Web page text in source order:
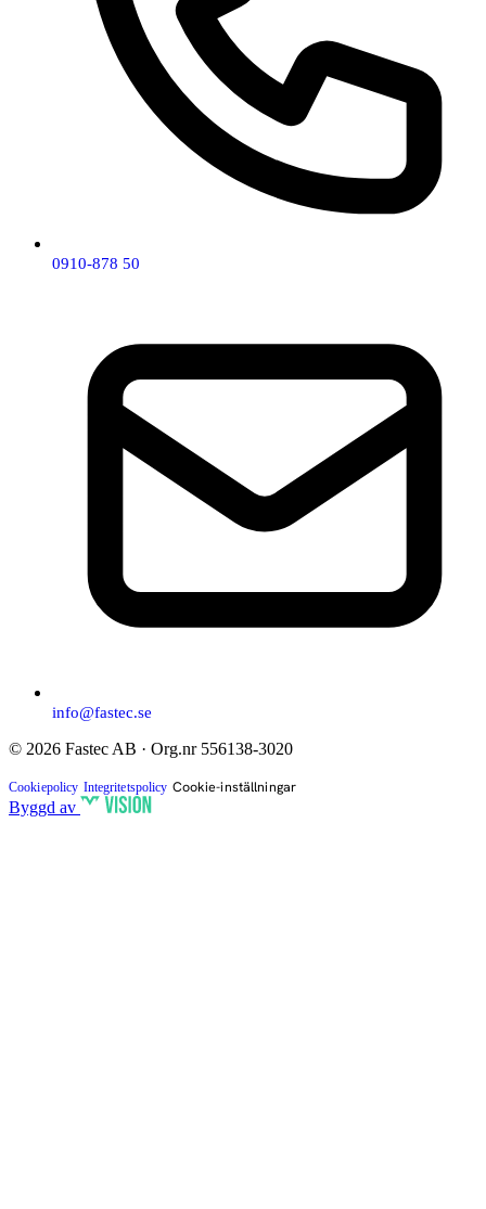
0910-878 50
info@fastec.se
© 2026 Fastec AB · Org.nr 556138-3020
Cookiepolicy Integritetspolicy Cookie-inställningar
Byggd av